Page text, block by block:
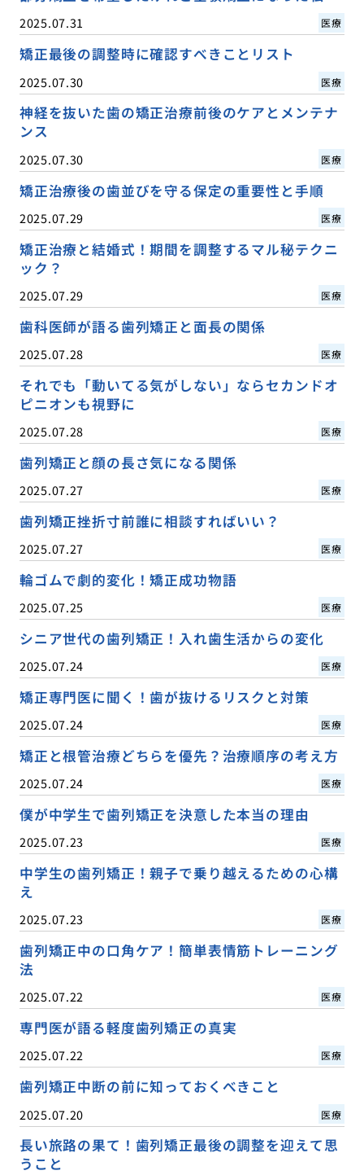
2025.07.31 医療
矯正最後の調整時に確認すべきことリスト
2025.07.30 医療
神経を抜いた歯の矯正治療前後のケアとメンテナ
ンス
2025.07.30 医療
矯正治療後の歯並びを守る保定の重要性と手順
2025.07.29 医療
矯正治療と結婚式！期間を調整するマル秘テクニ
ック？
2025.07.29 医療
歯科医師が語る歯列矯正と面長の関係
2025.07.28 医療
それでも「動いてる気がしない」ならセカンドオ
ピニオンも視野に
2025.07.28 医療
歯列矯正と顔の長さ気になる関係
2025.07.27 医療
歯列矯正挫折寸前誰に相談すればいい？
2025.07.27 医療
輪ゴムで劇的変化！矯正成功物語
2025.07.25 医療
シニア世代の歯列矯正！入れ歯生活からの変化
2025.07.24 医療
矯正専門医に聞く！歯が抜けるリスクと対策
2025.07.24 医療
矯正と根管治療どちらを優先？治療順序の考え方
2025.07.24 医療
僕が中学生で歯列矯正を決意した本当の理由
2025.07.23 医療
中学生の歯列矯正！親子で乗り越えるための心構
え
2025.07.23 医療
歯列矯正中の口角ケア！簡単表情筋トレーニング
法
2025.07.22 医療
専門医が語る軽度歯列矯正の真実
2025.07.22 医療
歯列矯正中断の前に知っておくべきこと
2025.07.20 医療
長い旅路の果て！歯列矯正最後の調整を迎えて思
うこと